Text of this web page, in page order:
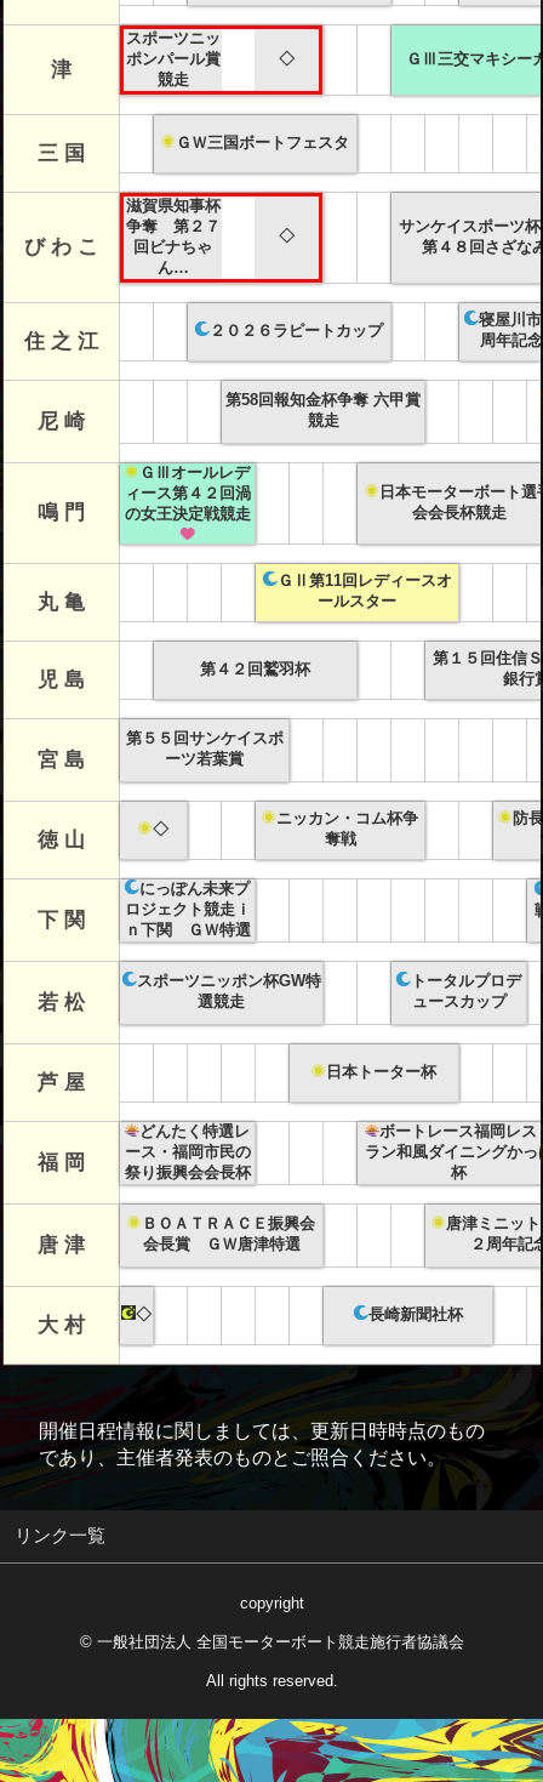
津
スポーツニッ
ポンパール賞
競走
◇ ＧⅢ三交マキシー
三 国 ＧＷ三国ボートフェスタ
び わ こ
滋賀県知事杯
争奪 第２７
回ビナちゃ
ん…
◇
サンケイスポーツ
第４８回さざな
住 之 江 ２０２６ラピートカップ
寝屋川
周年記
尼 崎
第58回報知金杯争奪 六甲賞
競走
鳴 門
ＧⅢオールレデ
ィース第４２回渦
の女王決定戦競走
日本モーターボート選
会会長杯競走
丸 亀
ＧⅡ第11回レディースオ
ールスター
児 島 第４２回鷲羽杯
第１５回住信
銀行
宮 島
第５５回サンケイスポ
ーツ若葉賞
徳 山 ◇
ニッカン・コム杯争
奪戦
防
下 関
にっぽん未来プ
ロジェクト競走ｉ
ｎ下関 ＧＷ特選
若 松
スポーツニッポン杯GW特
選競走
トータルプロデ
ュースカップ
芦 屋 日本トーター杯
福 岡
どんたく特選レ
ース・福岡市民の
祭り振興会会長杯
ボートレース福岡レス
ラン和風ダイニングかっ
杯
唐 津
ＢＯＡＴＲＡＣＥ振興会
会長賞 ＧＷ唐津特選
唐津ミニッ
２周年記
大 村 ◇ 長崎新聞社杯
開催日程情報に関しましては、更新日時時点のもの
であり、主催者発表のものとご照合ください。
リンク一覧
copyright
© 一般社団法人 全国モーターボート競走施行者協議会
All rights reserved.